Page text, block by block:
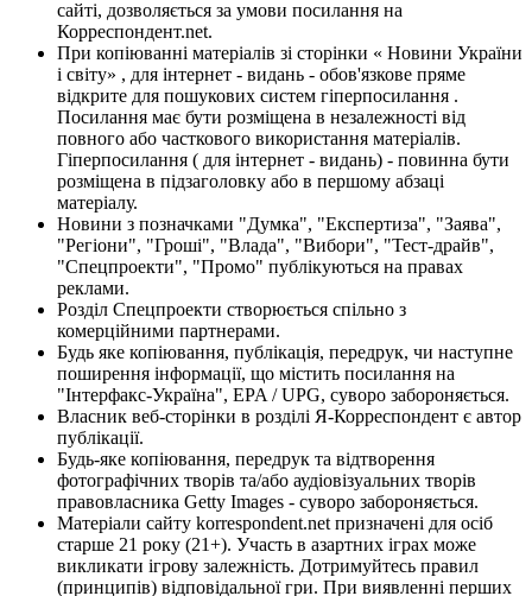
сайті, дозволяється за умови посилання на
Корреспондент.net.
При копіюванні матеріалів зі сторінки « Новини України
і світу» , для інтернет - видань - обов'язкове пряме
відкрите для пошукових систем гіперпосилання .
Посилання має бути розміщена в незалежності від
повного або часткового використання матеріалів.
Гіперпосилання ( для інтернет - видань) - повинна бути
розміщена в підзаголовку або в першому абзаці
матеріалу.
Новини з позначками "Думка", "Експертиза", "Заява",
"Регіони", "Гроші", "Влада", "Вибори", "Тест-драйв",
"Спецпроекти", "Промо" публікуються на правах
реклами.
Розділ Спецпроекти створюється спільно з
комерційними партнерами.
Будь яке копіювання, публікація, передрук, чи наступне
поширення інформації, що містить посилання на
"Інтерфакс-Україна", EPA / UPG, суворо забороняється.
Власник веб-сторінки в розділі Я-Корреспондент є автор
публікації.
Будь-яке копіювання, передрук та відтворення
фотографічних творів та/або аудіовізуальних творів
правовласника Getty Images - суворо забороняється.
Матеріали сайту korrespondent.net призначені для осіб
старше 21 року (21+). Участь в азартних іграх може
викликати ігрову залежність. Дотримуйтесь правил
(принципів) відповідальної гри. При виявленні перших